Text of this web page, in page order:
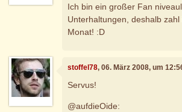
Ich bin ein großer Fan
Unterhaltungen, deshalb
Monat! :D
stoffel78, 06. März 2008, um
Servus!
@aufdieOide: